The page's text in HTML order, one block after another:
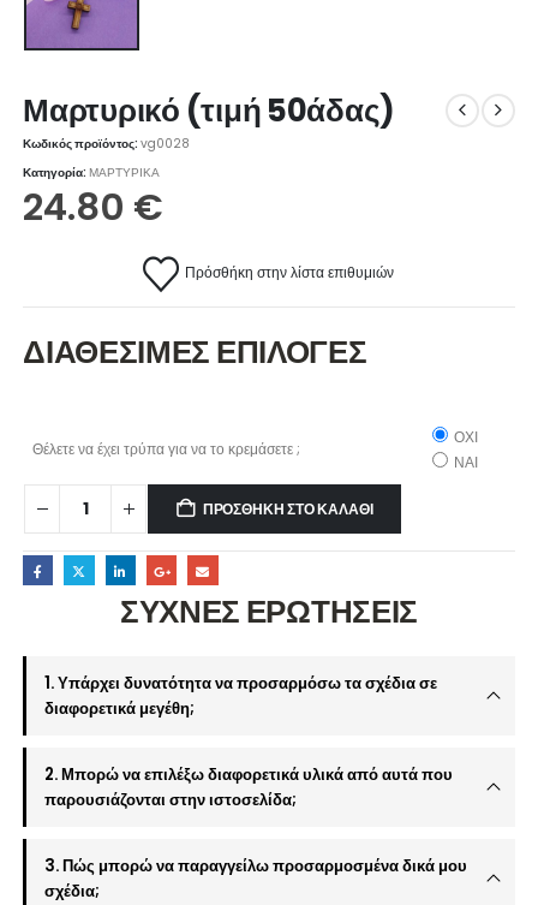
Μαρτυρικό (τιμή 50άδας)
Κωδικός προϊόντος:vg0028
Κατηγορία:ΜΑΡΤΥΡΙΚΑ
24.80 €
Πρόσθήκη στην λίστα επιθυμιών
ΔΙΑΘΕΣΙΜΕΣ ΕΠΙΛΟΓΕΣ
Θέλετε να έχει τρύπα για να το κρεμάσετε ;
ΟΧΙ
ΝΑΙ
ΠΡΟΣΘΉΚΗ ΣΤΟ ΚΑΛΆΘΙ
ΣΥΧΝΕΣ ΕΡΩΤΗΣΕΙΣ
1. Υπάρχει δυνατότητα να προσαρμόσω τα σχέδια σε
διαφορετικά μεγέθη;
2. Μπορώ να επιλέξω διαφορετικά υλικά από αυτά που
παρουσιάζονται στην ιστοσελίδα;
3. Πώς μπορώ να παραγγείλω προσαρμοσμένα δικά μου
σχέδια;